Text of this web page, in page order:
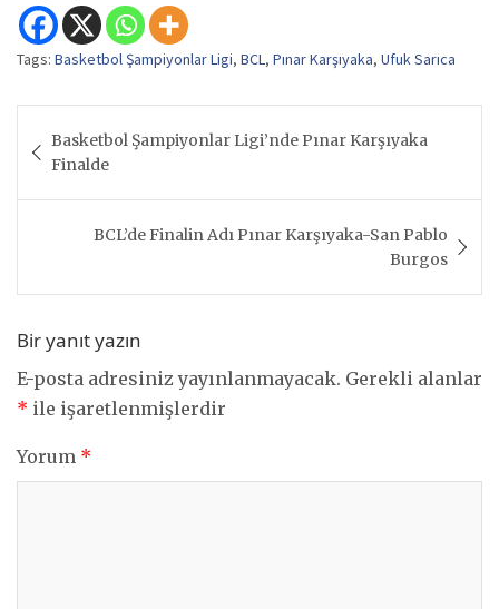
Tags: Basketbol Şampiyonlar Ligi, BCL, Pınar Karşıyaka, Ufuk Sarıca
gezinmesi
Basketbol Şampiyonlar Ligi’nde Pınar Karşıyaka
Finalde
BCL’de Finalin Adı Pınar Karşıyaka-San Pablo
Burgos
Bir yanıt yazın
E-posta adresiniz yayınlanmayacak. Gerekli alanlar
* ile işaretlenmişlerdir
Yorum *